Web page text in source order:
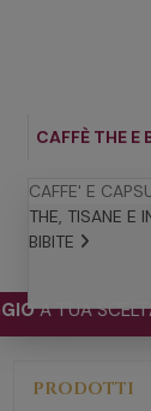
CAFFÈ THE E
CAFFE' E
THE, TISANE E
BIBITE
| PER
PRODOTTI